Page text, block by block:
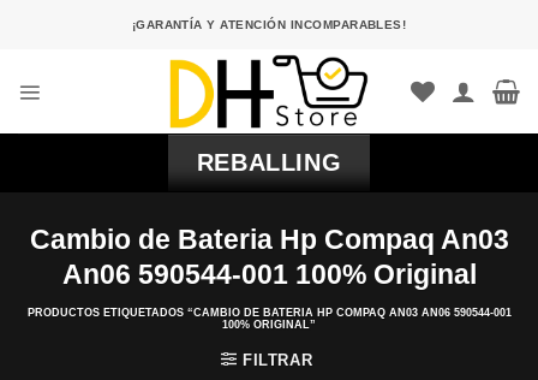
¡GARANTÍA Y ATENCIÓN INCOMPARABLES!
REBALLING
Cambio de Bateria Hp Compaq An03
An06 590544-001 100% Original
PRODUCTOS ETIQUETADOS “CAMBIO DE BATERIA HP COMPAQ AN03 AN06 590544-001
100% ORIGINAL”
FILTRAR